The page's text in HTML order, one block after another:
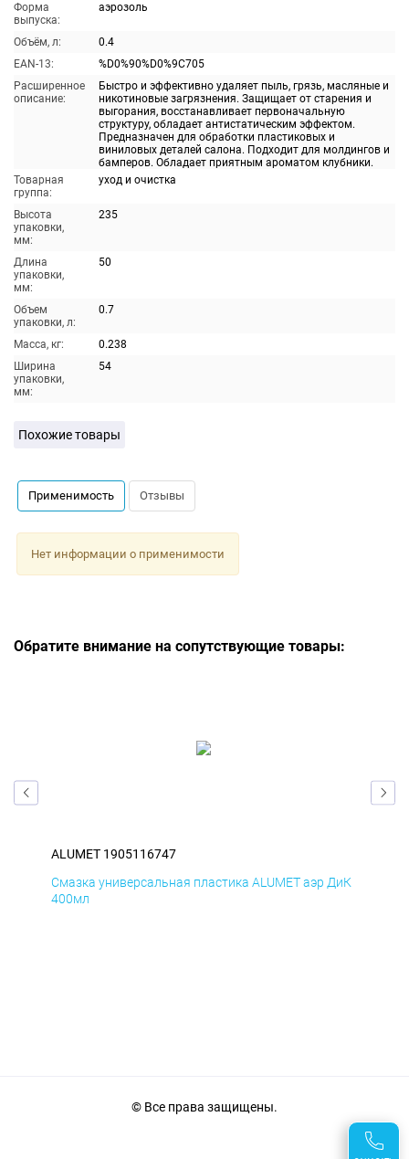
Форма
выпуска:
аэрозоль
Объём, л:
0.4
EAN-13:
%D0%90%D0%9C705
Расширенное
описание:
Быстро и эффективно удаляет пыль, грязь, масляные и
никотиновые загрязнения. Защищает от старения и
выгорания, восстанавливает первоначальную
структуру, обладает антистатическим эффектом.
Предназначен для обработки пластиковых и
виниловых деталей салона. Подходит для молдингов и
бамперов. Обладает приятным ароматом клубники.
Товарная
группа:
уход и очистка
Высота
упаковки,
мм:
235
Длина
упаковки,
мм:
50
Объем
упаковки, л:
0.7
Масса, кг:
0.238
Ширина
упаковки,
мм:
54
Похожие товары
Применимость Отзывы
Нет информации о применимости
Обратите внимание на сопутствующие товары:
ALUMET 1905116747
Смазка универсальная пластика ALUMET аэр ДиК
400мл
© Все права защищены.